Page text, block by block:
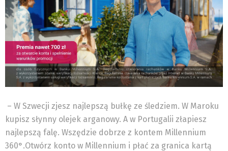
– W Szwecji zjesz najlepszą bułkę ze śledziem. W Maroku
kupisz słynny olejek arganowy. A w Portugalii złapiesz
najlepszą falę. Wszędzie dobrze z kontem Millennium
360°.Otwórz konto w Millennium i płać za granica kartą